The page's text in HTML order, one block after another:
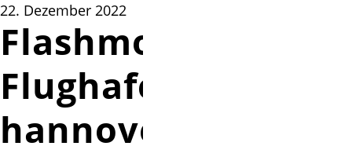
22. Dezember 2022
Flashmob im
Flughafen
hannover